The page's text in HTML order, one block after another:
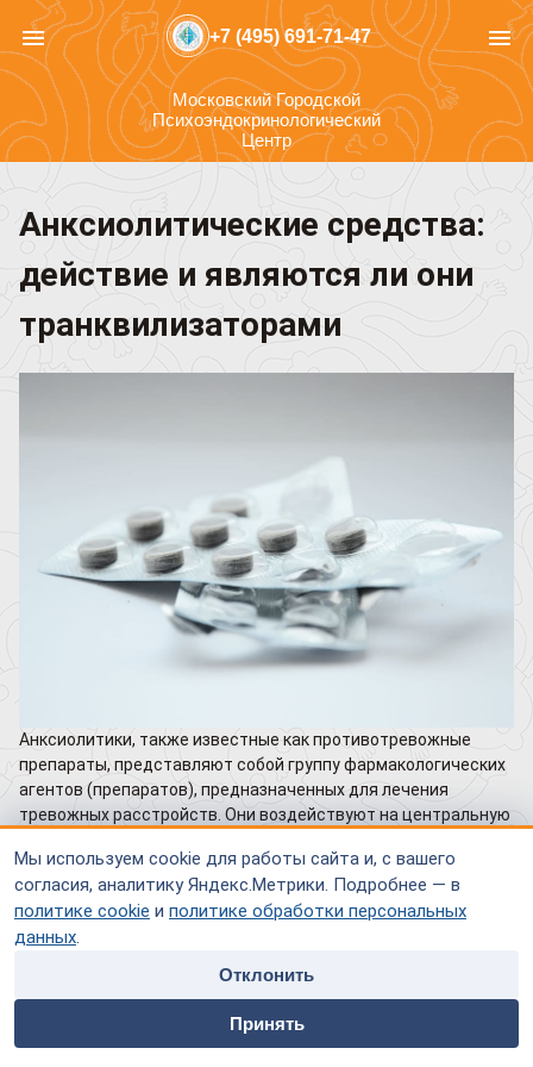
Мы используем cookie для работы сайта и, с вашего
согласия, аналитику Яндекс.Метрики. Подробнее — в
политике cookie и политике обработки персональных
данных.
Отклонить
Принять
home people
Специалисты
payment contacts
menu +7 (495) 691-71-47 menu
Московский Городской
Психоэндокринологический
Центр
Анксиолитические средства:
действие и являются ли они
транквилизаторами
Анксиолитики, также известные как противотревожные
препараты, представляют собой группу фармакологических
агентов (препаратов), предназначенных для лечения
тревожных расстройств. Они воздействуют на центральную
напряжения, страха и паники (учащенное сердцебиение,
потливость, головокружение).
Вопрос о том, являются ли анксиолитические средства и
медицинской практике. Давайте разбираться!
Действие анксиолитиков